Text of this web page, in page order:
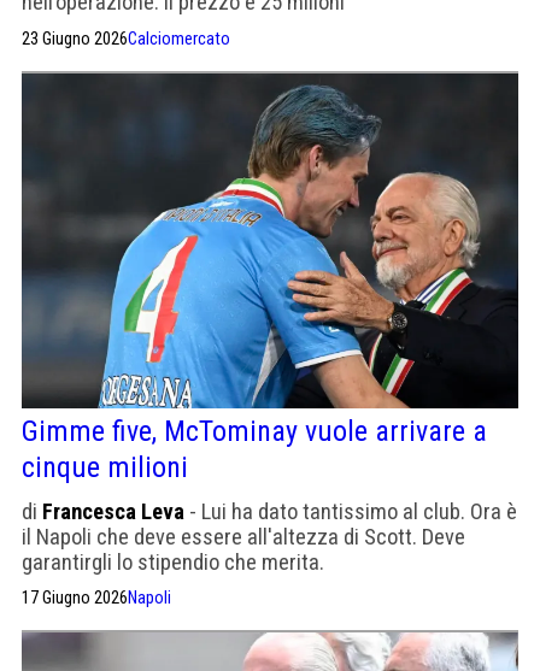
23 Giugno 2026Calciomercato
Gimme five, McTominay vuole arrivare a
cinque milioni
di Francesca Leva - Lui ha dato tantissimo al club. Ora è
il Napoli che deve essere all'altezza di Scott. Deve
garantirgli lo stipendio che merita.
17 Giugno 2026Napoli